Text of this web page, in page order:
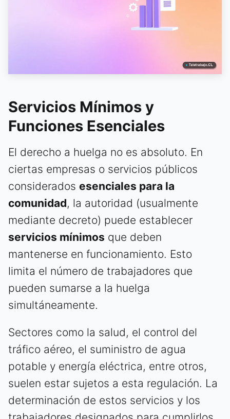
Servicios Mínimos y
Funciones Esenciales
El derecho a huelga no es absoluto. En
ciertas empresas o servicios públicos
considerados esenciales para la
comunidad, la autoridad (usualmente
mediante decreto) puede establecer
servicios mínimos que deben
mantenerse en funcionamiento. Esto
limita el número de trabajadores que
pueden sumarse a la huelga
simultáneamente.
Sectores como la salud, el control del
tráfico aéreo, el suministro de agua
potable y energía eléctrica, entre otros,
suelen estar sujetos a esta regulación. La
determinación de estos servicios y los